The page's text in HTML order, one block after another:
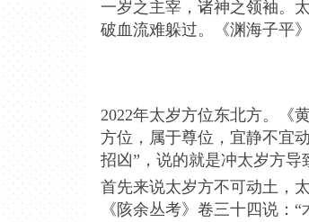
一岁之主宰，诸神之领袖。
破血流难躲过。《渊海子平
2022年太岁方位东北方。《
方位，属于尊位，宜静不宜
招凶”，说的就是冲太岁方导
首先来说太岁方不可动土，
《陔余丛考》卷三十四说：